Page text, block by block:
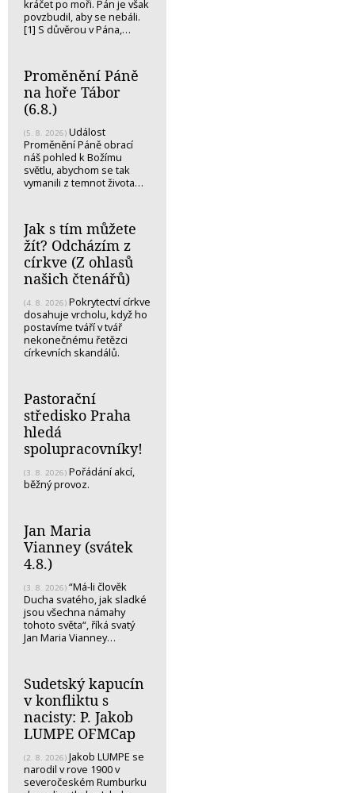
kráčet po moři. Pán je však
povzbudil, aby se nebáli.
[1] S důvěrou v Pána,…
Proměnění Páně
na hoře Tábor
(6.8.)
(5. 8. 2026) Událost
Proměnění Páně obrací
náš pohled k Božímu
světlu, abychom se tak
vymanili z temnot života…
Jak s tím můžete
žít? Odcházím z
církve (Z ohlasů
našich čtenářů)
(4. 8. 2026) Pokrytectví církve
dosahuje vrcholu, když ho
postavíme tváří v tvář
nekonečnému řetězci
církevních skandálů.
Pastorační
středisko Praha
hledá
spolupracovníky!
(3. 8. 2026) Pořádání akcí,
běžný provoz.
Jan Maria
Vianney (svátek
4.8.)
(3. 8. 2026) “Má-li člověk
Ducha svatého, jak sladké
jsou všechna námahy
tohoto světa“, říká svatý
Jan Maria Vianney…
Sudetský kapucín
v konfliktu s
nacisty: P. Jakob
LUMPE OFMCap
(2. 8. 2026) Jakob LUMPE se
narodil v rove 1900 v
severočeském Rumburku